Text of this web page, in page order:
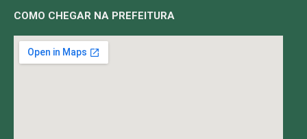
COMO CHEGAR NA PREFEITURA